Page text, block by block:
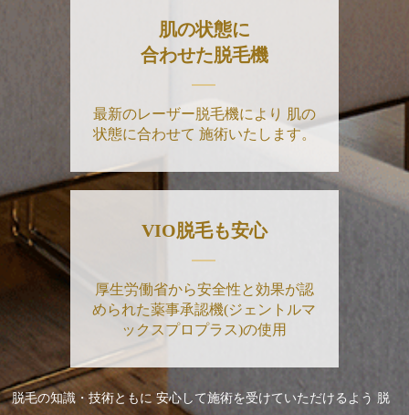
肌の状態に
合わせた脱毛機
最新のレーザー脱毛機により
肌の
状態に合わせて 施術いたします。
VIO脱毛も安心
厚生労働省から安全性と効果が認
められた薬事承認機(ジェントルマ
ックスプロプラス)の使用
脱毛の知識・技術ともに 安心して施術を受けていただけるよう 脱